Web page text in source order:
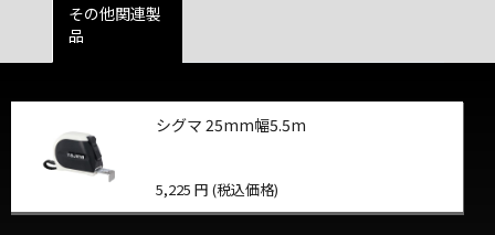
その他関連製
品
シグマ 25mm幅5.5m
5,225 円 (税込価格)